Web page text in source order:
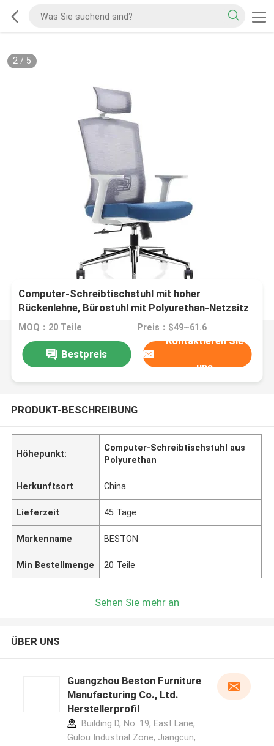
2/ 5
Computer-Schreibtischstuhl mit hoher
Rückenlehne, Bürostuhl mit Polyurethan-Netzsitz
MOQ：20 Teile Preis：$49~61.6
Bestpreis
Kontaktieren Sie
uns
PRODUKT-BESCHREIBUNG
Höhepunkt:
Computer-Schreibtischstuhl aus
Polyurethan
Herkunftsort China
Lieferzeit 45 Tage
Markenname BESTON
Min Bestellmenge 20 Teile
Sehen Sie mehr an
ÜBER UNS
Guangzhou Beston Furniture
Manufacturing Co., Ltd.
Herstellerprofil
Building D, No. 19, East Lane,
Gulou Industrial Zone, Jiangcun,